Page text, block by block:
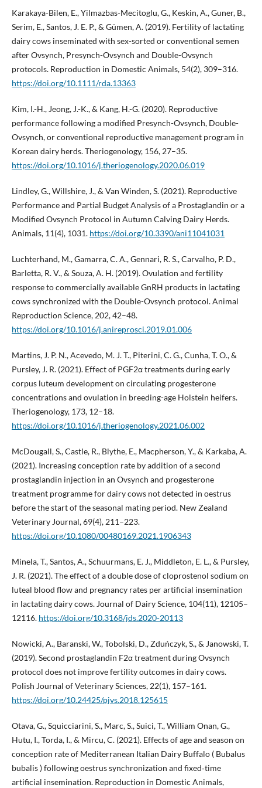
Karakaya-Bilen, E., Yilmazbas-Mecitoglu, G., Keskin, A., Guner, B.,
Serim, E., Santos, J. E. P., & Gümen, A. (2019). Fertility of lactating
dairy cows inseminated with sex-sorted or conventional semen
after Ovsynch, Presynch-Ovsynch and Double-Ovsynch
protocols. Reproduction in Domestic Animals, 54(2), 309–316.
https://doi.org/10.1111/rda.13363
Kim, I.-H., Jeong, J.-K., & Kang, H.-G. (2020). Reproductive
performance following a modified Presynch-Ovsynch, Double-
Ovsynch, or conventional reproductive management program in
Korean dairy herds. Theriogenology, 156, 27–35.
https://doi.org/10.1016/j.theriogenology.2020.06.019
Lindley, G., Willshire, J., & Van Winden, S. (2021). Reproductive
Performance and Partial Budget Analysis of a Prostaglandin or a
Modified Ovsynch Protocol in Autumn Calving Dairy Herds.
Animals, 11(4), 1031. https://doi.org/10.3390/ani11041031
Luchterhand, M., Gamarra, C. A., Gennari, R. S., Carvalho, P. D.,
Barletta, R. V., & Souza, A. H. (2019). Ovulation and fertility
response to commercially available GnRH products in lactating
cows synchronized with the Double-Ovsynch protocol. Animal
Reproduction Science, 202, 42–48.
https://doi.org/10.1016/j.anireprosci.2019.01.006
Martins, J. P. N., Acevedo, M. J. T., Piterini, C. G., Cunha, T. O., &
Pursley, J. R. (2021). Effect of PGF2α treatments during early
corpus luteum development on circulating progesterone
concentrations and ovulation in breeding-age Holstein heifers.
Theriogenology, 173, 12–18.
https://doi.org/10.1016/j.theriogenology.2021.06.002
McDougall, S., Castle, R., Blythe, E., Macpherson, Y., & Karkaba, A.
(2021). Increasing conception rate by addition of a second
prostaglandin injection in an Ovsynch and progesterone
treatment programme for dairy cows not detected in oestrus
before the start of the seasonal mating period. New Zealand
Veterinary Journal, 69(4), 211–223.
https://doi.org/10.1080/00480169.2021.1906343
Minela, T., Santos, A., Schuurmans, E. J., Middleton, E. L., & Pursley,
J. R. (2021). The effect of a double dose of cloprostenol sodium on
luteal blood flow and pregnancy rates per artificial insemination
in lactating dairy cows. Journal of Dairy Science, 104(11), 12105–
12116. https://doi.org/10.3168/jds.2020-20113
Nowicki, A., Baranski, W., Tobolski, D., Zduńczyk, S., & Janowski, T.
(2019). Second prostaglandin F2α treatment during Ovsynch
protocol does not improve fertility outcomes in dairy cows.
Polish Journal of Veterinary Sciences, 22(1), 157–161.
https://doi.org/10.24425/pjvs.2018.125615
Otava, G., Squicciarini, S., Marc, S., Suici, T., William Onan, G.,
Hutu, I., Torda, I., & Mircu, C. (2021). Effects of age and season on
conception rate of Mediterranean Italian Dairy Buffalo ( Bubalus
bubalis ) following oestrus synchronization and fixed‐time
artificial insemination. Reproduction in Domestic Animals,